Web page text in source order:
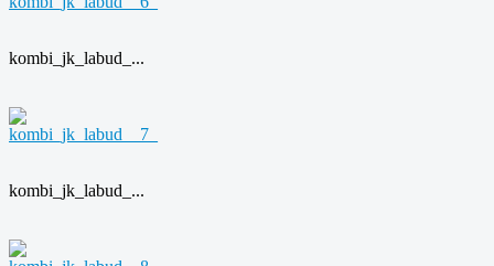
kombi_jk_labud_...
kombi_jk_labud_...